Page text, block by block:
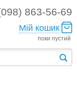
863-56-69
Мій кошик
поки пустий